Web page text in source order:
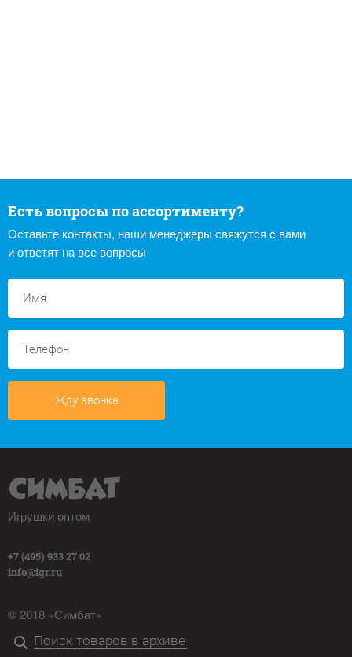
Есть вопросы по ассортименту?
Оставьте контакты, наши менеджеры свяжутся с вами
и ответят на все вопросы
Жду звонка
Игрушки оптом
+7 (495) 933 27 02
info@igr.ru
© 2018 «Симбат»